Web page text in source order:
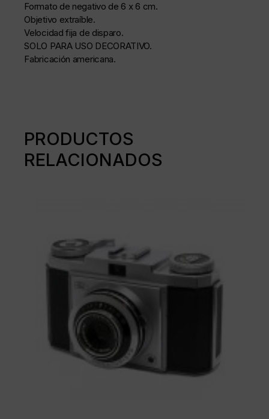
Formato de negativo de 6 x 6 cm.
Objetivo extraíble.
Velocidad fija de disparo.
SOLO PARA USO DECORATIVO.
Fabricación americana.
PRODUCTOS
RELACIONADOS